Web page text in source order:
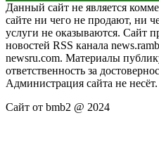
Данный сайт не является
сайте ни чего не продают, ни
услуги не оказываются. Сайт
новостей RSS канала
newsru.com. Материалы
ответственность за
Администрация сайта не несёт.
Сайт от bmb2 @ 2024